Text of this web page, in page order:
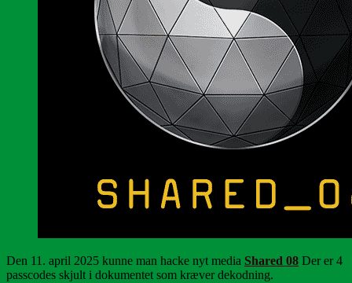
Den 11. april 2025 kunne man hacke nyt media Shared 08 Der er 4
passcodes skjult i dokumentet som kræver dekodning.